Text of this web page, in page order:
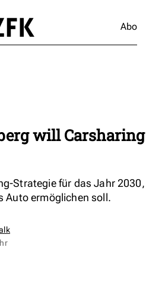
Abo
will Carsharing
Strategie für das Jahr 2030,
Auto ermöglichen soll.